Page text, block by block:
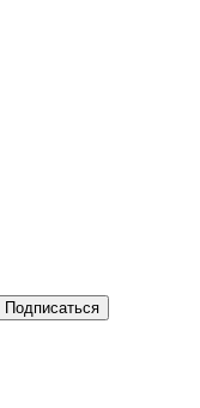
Подписаться